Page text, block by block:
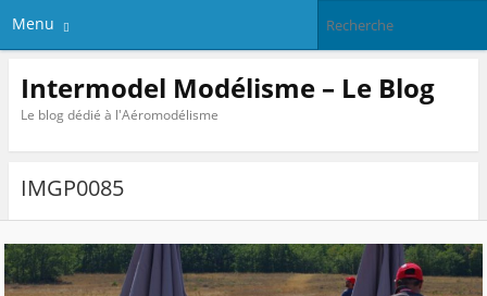
Menu
Intermodel Modélisme – Le Blog
Le blog dédié à l'Aéromodélisme
IMGP0085